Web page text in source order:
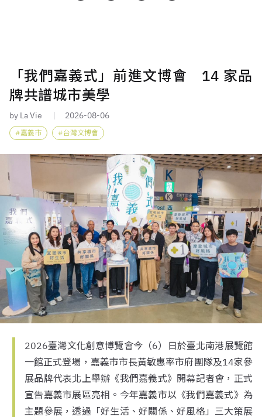
「我們嘉義式」前進文博會 14 家品
牌共譜城市美學
by La Vie 2026-08-06
嘉義市 台灣文博會
2026臺灣文化創意博覽會今（6）日於臺北南港展覽館
一館正式登場，嘉義市市長黃敏惠率市府團隊及14家參
展品牌代表北上舉辦《我們嘉義式》開幕記者會，正式
宣告嘉義市展區亮相。今年嘉義市以《我們嘉義式》為
主題參展，透過「好生活、好關係、好風格」三大策展